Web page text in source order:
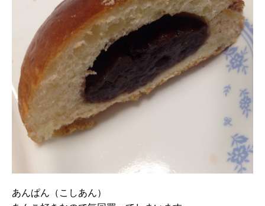
あんぱん（こしあん）